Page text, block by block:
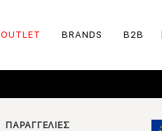
OUTLET BRANDS B2B
ΠΑΡΑΓΓΕΛΙΕΣ